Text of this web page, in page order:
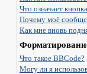
Что означает
Почему моё
Как мне вновь
Что такое BBCode?
Могу ли я